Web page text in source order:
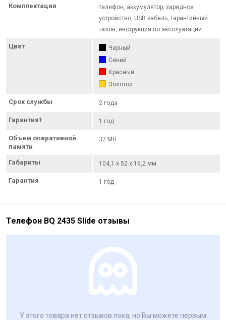
Комплектация
телефон, аккумулятор, зарядное
устройство, USB кабель, гарантийный
талон, инструкция по эксплуатации
Цвет
Черный
Синий
Красный
Золотой
Срок службы 2 года
Гарантия1 1 год
Объем оперативной
памяти
32 Mб
Габариты 104,1 х 52 х 16,2 мм.
Гарантия 1 год
Телефон BQ 2435 Slide отзывы
У этого товара нет отзывов пока, но Вы можете первым